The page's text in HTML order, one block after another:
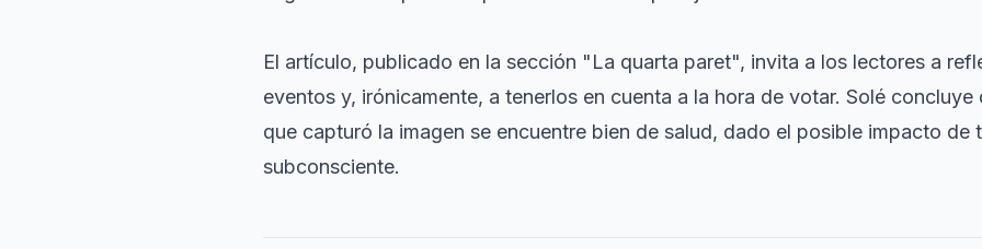
El artículo, publicado en la sección "La quarta paret", invita a los lectores a
eventos y, irónicamente, a tenerlos en cuenta a la hora de votar. Solé
que capturó la imagen se encuentre bien de salud, dado el posible impacto de
subconsciente.